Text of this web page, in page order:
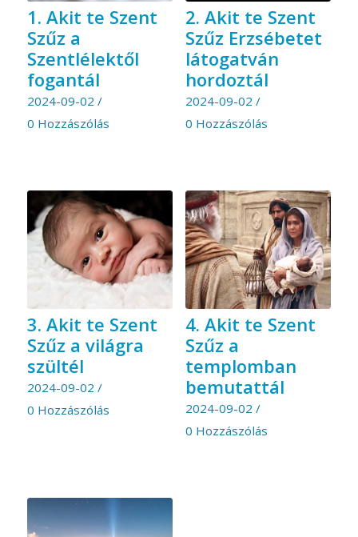
1. Akit te Szent
Szűz a
Szentlélektől
fogantál
2024-09-02 /
0 Hozzászólás
2. Akit te Szent
Szűz Erzsébetet
látogatván
hordoztál
2024-09-02 /
0 Hozzászólás
3. Akit te Szent
Szűz a világra
szültél
2024-09-02 /
0 Hozzászólás
4. Akit te Szent
Szűz a
templomban
bemutattál
2024-09-02 /
0 Hozzászólás